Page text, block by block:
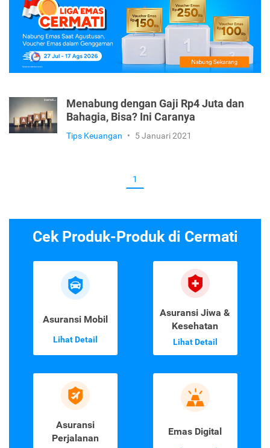
Menabung dengan Gaji Rp4 Juta dan
Bahagia, Bisa? Ini Caranya
Tips Keuangan • 5 Januari 2021
1
Cek Produk-Produk di Cermati
Asuransi Mobil
Lihat Detail
Asuransi Jiwa &
Kesehatan
Lihat Detail
Asuransi
Perjalanan
Emas Digital